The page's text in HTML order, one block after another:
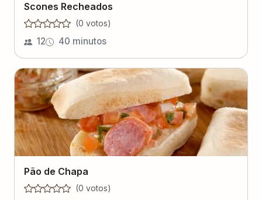
Scones Recheados
(0 votos)
12 40 minutos
Pão de Chapa
(0 votos)